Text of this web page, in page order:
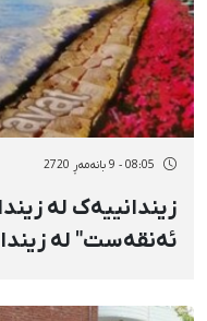
08:05 - 9 بانەمەڕ 2720
زیندانییەک لە
ئەنقەست" لە